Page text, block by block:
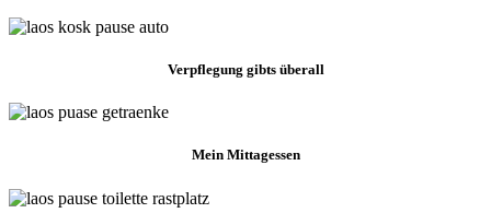
Verpflegung gibts überall
Mein Mittagessen